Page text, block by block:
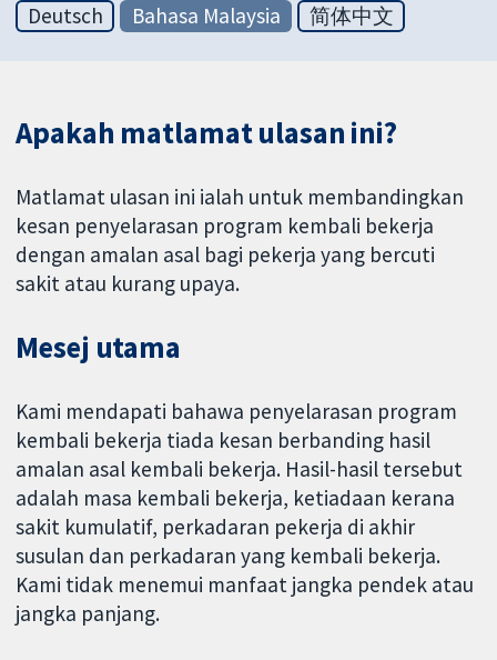
Deutsch
Bahasa Malaysia 简体中文
Apakah matlamat ulasan ini?
Matlamat ulasan ini ialah untuk membandingkan
kesan penyelarasan program kembali bekerja
dengan amalan asal bagi pekerja yang bercuti
sakit atau kurang upaya.
Mesej utama
Kami mendapati bahawa penyelarasan program
kembali bekerja tiada kesan berbanding hasil
amalan asal kembali bekerja. Hasil-hasil tersebut
adalah masa kembali bekerja, ketiadaan kerana
sakit kumulatif, perkadaran pekerja di akhir
susulan dan perkadaran yang kembali bekerja.
Kami tidak menemui manfaat jangka pendek atau
jangka panjang.